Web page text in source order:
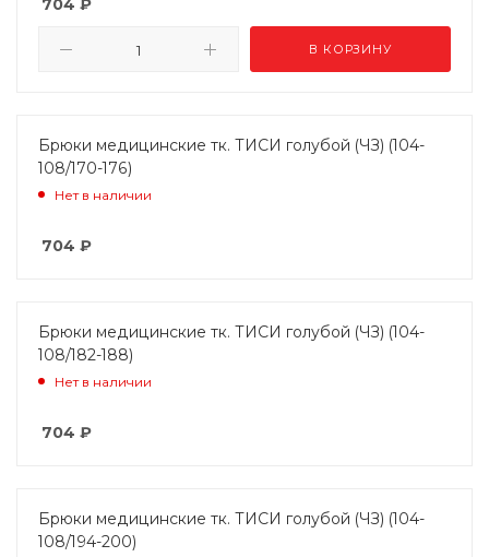
704 ₽
В КОРЗИНУ
Брюки медицинские тк. ТИСИ голубой (ЧЗ) (104-
108/170-176)
Нет в наличии
704 ₽
Брюки медицинские тк. ТИСИ голубой (ЧЗ) (104-
108/182-188)
Нет в наличии
704 ₽
Брюки медицинские тк. ТИСИ голубой (ЧЗ) (104-
108/194-200)